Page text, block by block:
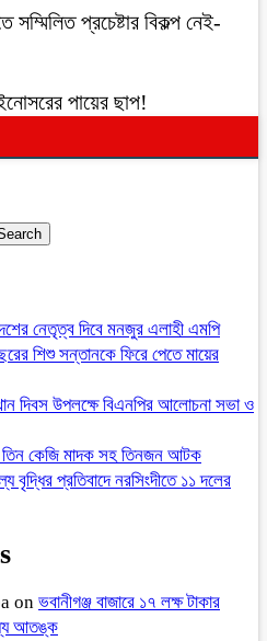
প্রচেষ্টার বিকল্প নেই-
পায়ের ছাপ!
নেতৃত্ব দিবে মনজুর এলাহী এমপি
শিশু সন্তানকে ফিরে পেতে মায়ের
দিবস উপলক্ষে বিএনপির আলোচনা সভা ও
কেজি মাদক সহ তিনজন আটক
বৃদ্ধির প্রতিবাদে নরসিংদীতে ১১ দলের
on ভবানীগঞ্জ বাজারে ১৭ লক্ষ টাকার
আতঙ্ক